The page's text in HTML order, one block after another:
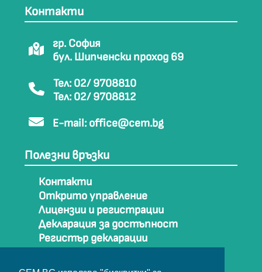
Контакти
гр. София
бул. Шипченски проход 69
Тел: 02/ 9708810
Тел: 02/ 9708812
E-mail: office@cem.bg
Полезни връзки
Контакти
Открито управление
Лицензии и регистрации
Декларация за достъпност
Регистър декларации
Карта на сайта